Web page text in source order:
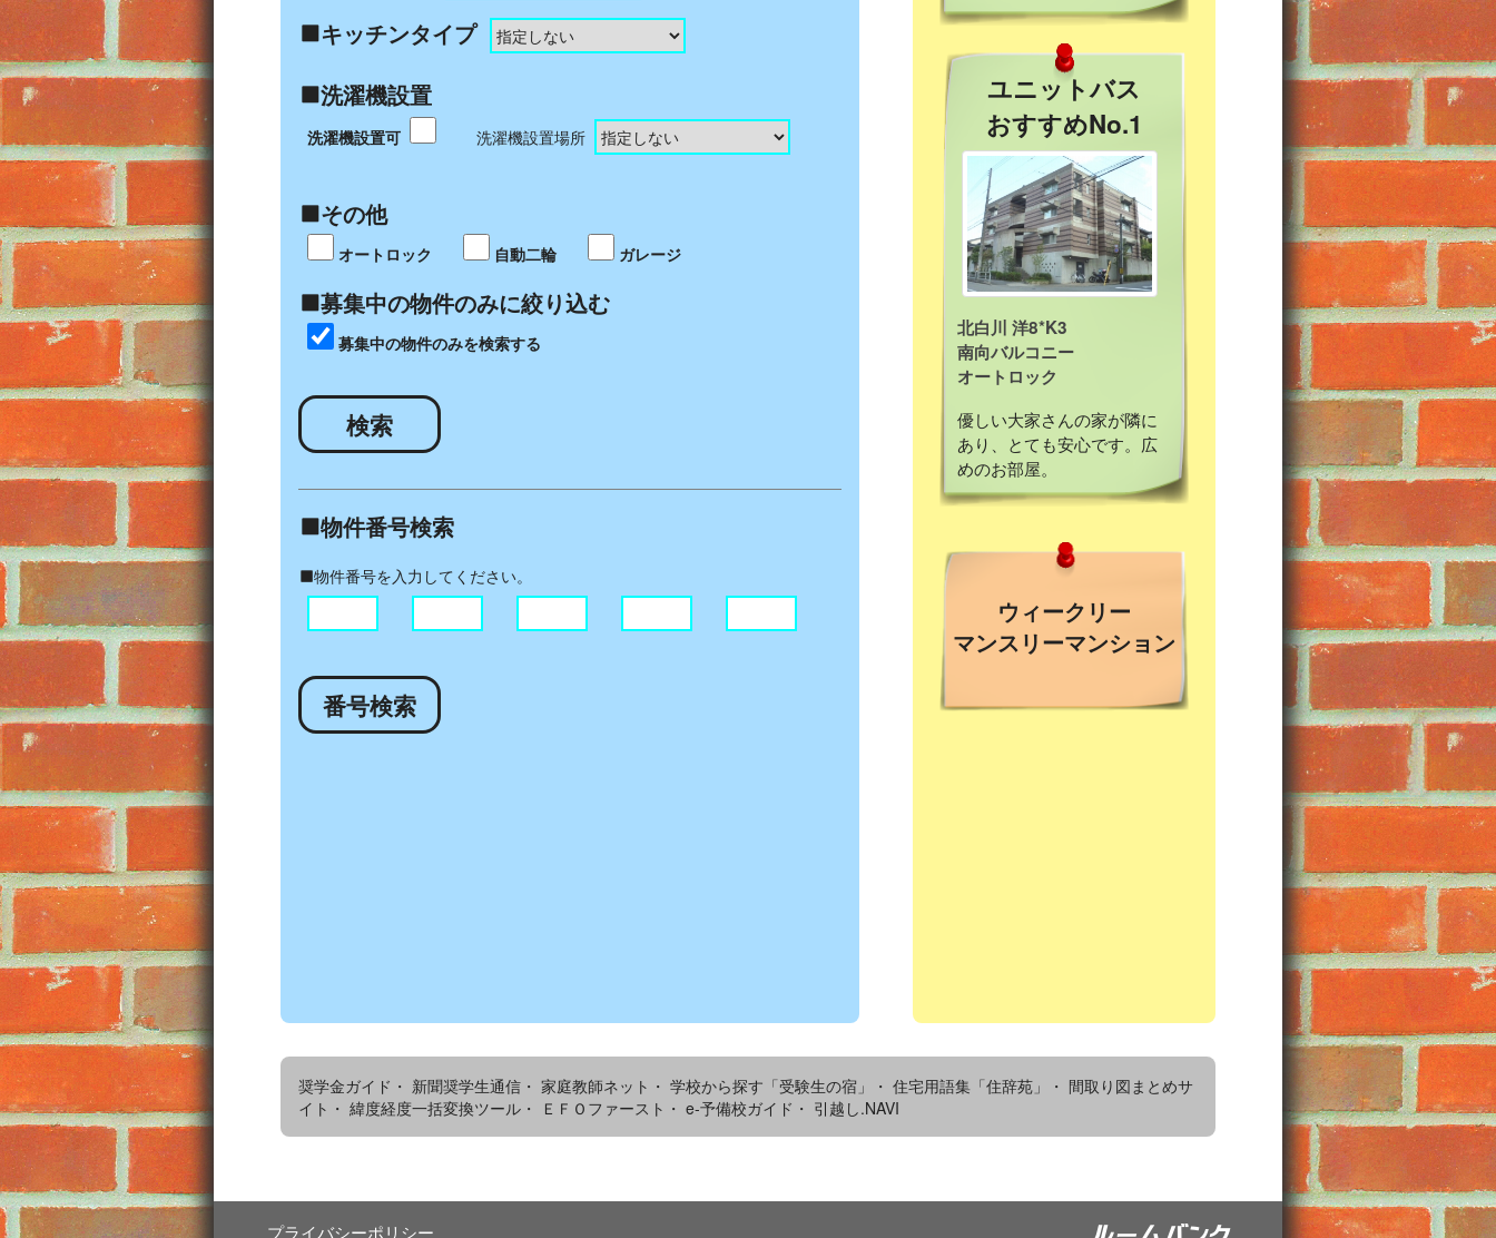
キッチンタイプ
洗濯機設置
洗濯機設置可 洗濯機設置場所
その他
オートロック 自動二輪 ガレージ
募集中の物件のみに絞り込む
募集中の物件のみを検索する
検索
物件番号検索
物件番号を入力してください。
番号検索
ユニットバス
おすすめNo.1
北白川 洋8*K3
南向バルコニー
オートロック
優しい大家さんの家が隣に
あり、とても安心です。広
めのお部屋。
ウィークリー
マンスリーマンション
奨学金ガイド・ 新聞奨学生通信・ 家庭教師ネット・ 学校から探す「受験生の宿」・ 住宅用語集「住辞苑」・ 間取り図まとめサ
イト・ 緯度経度一括変換ツール・ ＥＦＯファースト・ e-予備校ガイド・ 引越し.NAVI
プライバシーポリシー